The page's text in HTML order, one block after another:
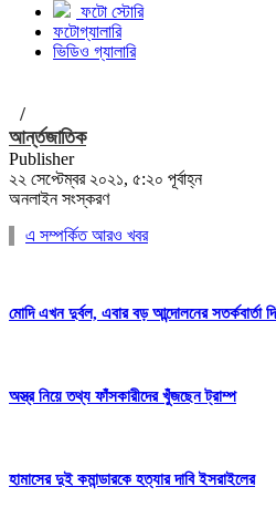
ফটো স্টোরি
ফটোগ্যালারি
ভিডিও গ্যালারি
/
আর্ন্তজাতিক
Publisher
২২ সেপ্টেম্বর ২০২১, ৫:২০ পূর্বাহ্ন
অনলাইন সংস্করণ
এ সম্পর্কিত আরও খবর
মোদি এখন দুর্বল, এবার বড় আন্দোলনের সতর্কবার্তা
অস্ত্র নিয়ে তথ্য ফাঁসকারীদের খুঁজছেন ট্রাম্প
হামাসের দুই কমান্ডারকে হত্যার দাবি ইসরাইলের